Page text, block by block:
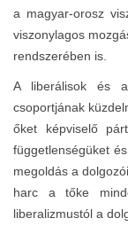
a magyar-orosz
viszonylagos
rendszerében is.
A liberálisok és
csoportjának
őket képviselő
függetlenségüket
megoldás a
harc a tőke
liberalizmustól a